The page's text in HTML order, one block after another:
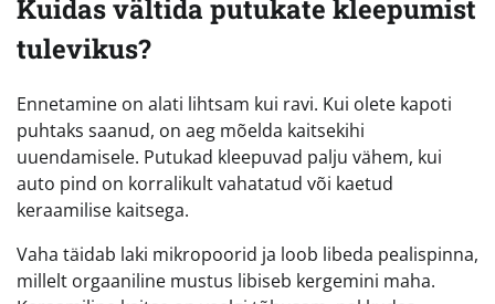
Kuidas vältida putukate kleepumist
tulevikus?
Ennetamine on alati lihtsam kui ravi. Kui olete kapoti
puhtaks saanud, on aeg mõelda kaitsekihi
uuendamisele. Putukad kleepuvad palju vähem, kui
auto pind on korralikult vahatatud või kaetud
keraamilise kaitsega.
Vaha täidab laki mikropoorid ja loob libeda pealispinna,
millelt orgaaniline mustus libiseb kergemini maha.